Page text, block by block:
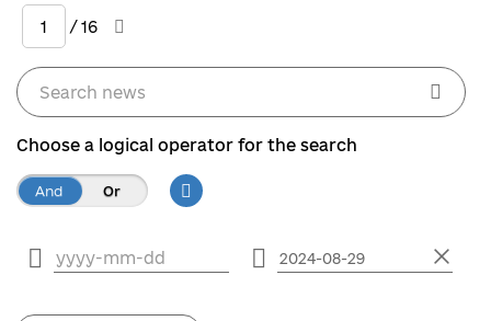
/ 16
Search news
Choose a logical operator for the search
And Or
Select a date range